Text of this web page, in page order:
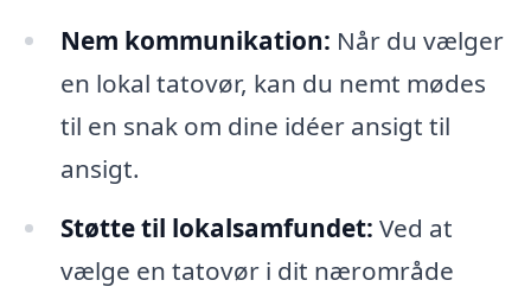
Nem kommunikation: Når du vælger
en lokal tatovør, kan du nemt mødes
til en snak om dine idéer ansigt til
ansigt.
Støtte til lokalsamfundet: Ved at
vælge en tatovør i dit nærområde